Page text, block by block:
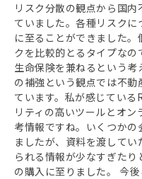
リスク分散の観点から国
ていました。各種リスク
に至ることができました
クを比較的とるタイプなの
生命保険を兼ねるという
の補強という観点では不
ています。私が感じてい
リティの高いツールとオ
考情報ですね。いくつか
ましたが、資料を渡して
られる情報が少なすぎた
の購入に至りました。 今